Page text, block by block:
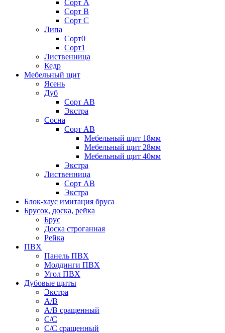
Сорт А
Сорт В
Сорт С
Липа
Сорт0
Сорт1
Лиственница
Кедр
Мебельный щит
Ясень
Дуб
Сорт АВ
Экстра
Сосна
Сорт АВ
Мебельный щит 18мм
Мебельный щит 28мм
Мебельный щит 40мм
Экстра
Лиственница
Сорт АВ
Экстра
Блок-хаус имитация бруса
Брусок, доска, рейка
Брус
Доска строганная
Рейка
ПВХ
Панель ПВХ
Молдинги ПВХ
Угол ПВХ
Дубовые щиты
Экстра
А/В
А/В сращенный
С/С
С/С сращенный